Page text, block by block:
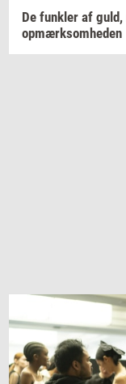
De funk­ler af guld,
op­mærk­som­he­den